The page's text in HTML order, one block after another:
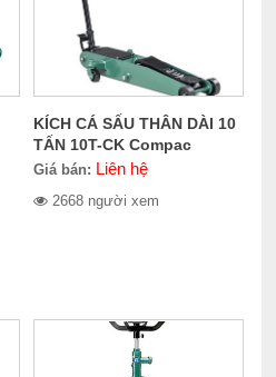
KÍCH CÁ SẤU THÂN DÀI 10
TẤN 10T-CK Compac
Giá bán: Liên hệ
2668 người xem